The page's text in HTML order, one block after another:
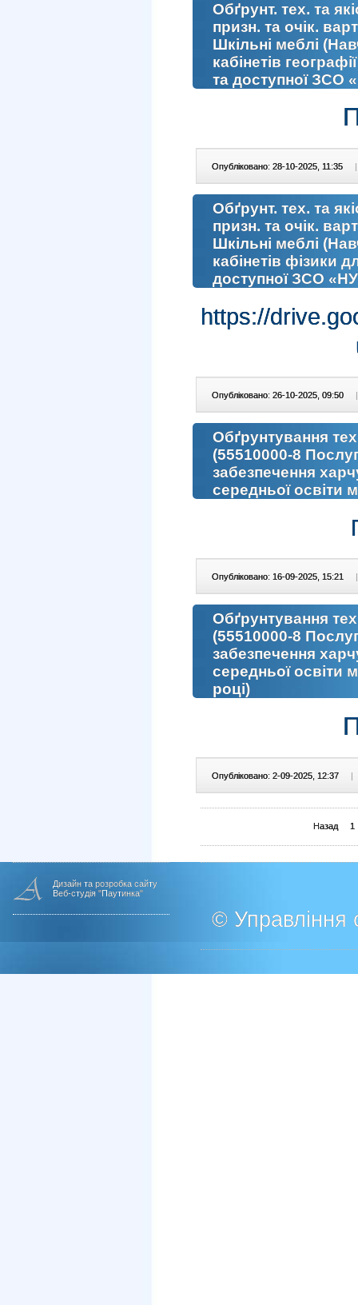
Обґрунт. тех. та
призн. та очік.
Шкільні меблі
кабінетів
та доступної ЗСО
Опубліковано: 28-10-2025, 11:35 |
Обґрунт. тех. та
призн. та очік.
Шкільні меблі
кабінетів фізики
доступної ЗСО
https://
Опубліковано: 26-10-2025, 09:50 |
Обґрунтування
(55510000-8
забезпечення
середньої освіти
Опубліковано: 16-09-2025, 15:21 |
Обґрунтування
(55510000-8
забезпечення
середньої освіти
році)
Опубліковано: 2-09-2025, 12:37 |
Назад 1
Дизайн та розробка сайту
Веб-студія "Паутинка"
© Управління